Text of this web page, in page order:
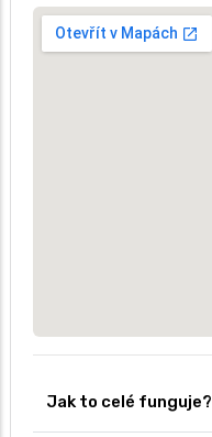
Jak to celé funguje?